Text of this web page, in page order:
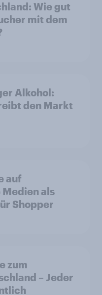
Wie gut
mit dem
Alkohol:
den Markt
auf
als
Shopper
zum
– Jeder